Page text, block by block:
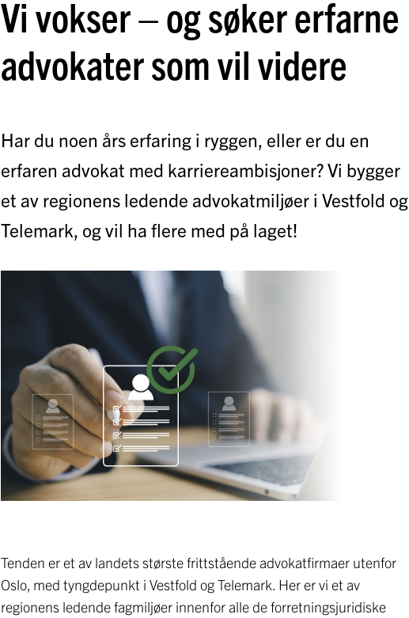
Vi vokser – og søker erfarne
advokater som vil videre
Har du noen års erfaring i ryggen, eller er du en
erfaren advokat med karriereambisjoner? Vi bygger
et av regionens ledende advokatmiljøer i Vestfold og
Telemark, og vil ha flere med på laget!
Tenden er et av landets største frittstående advokatfirmaer utenfor
Oslo, med tyngdepunkt i Vestfold og Telemark. Her er vi et av
regionens ledende fagmiljøer innenfor alle de forretningsjuridiske